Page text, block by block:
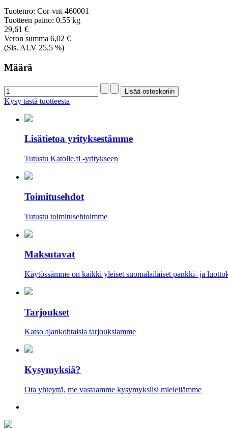
Tuotenro: Cor-vnt-460001
Tuotteen paino: 0.55 kg
29,61 €
Veron summa 6,02 €
(Sis. ALV 25,5 %)
Määrä
Kysy tästä tuotteesta
Lisätietoa yrityksestämme
Tutustu Katolle.fi -yritykseen
Toimitusehdot
Tutustu toimitusehtoimme
Maksutavat
Käytössämme on kaikki yleiset suomalailaiset pankki- ja
Tarjoukset
Katso ajankohtaisia tarjouksiamme
Kysymyksiä?
Ota yhteyttä, me vastaamme kysymyksiisi mielellämme